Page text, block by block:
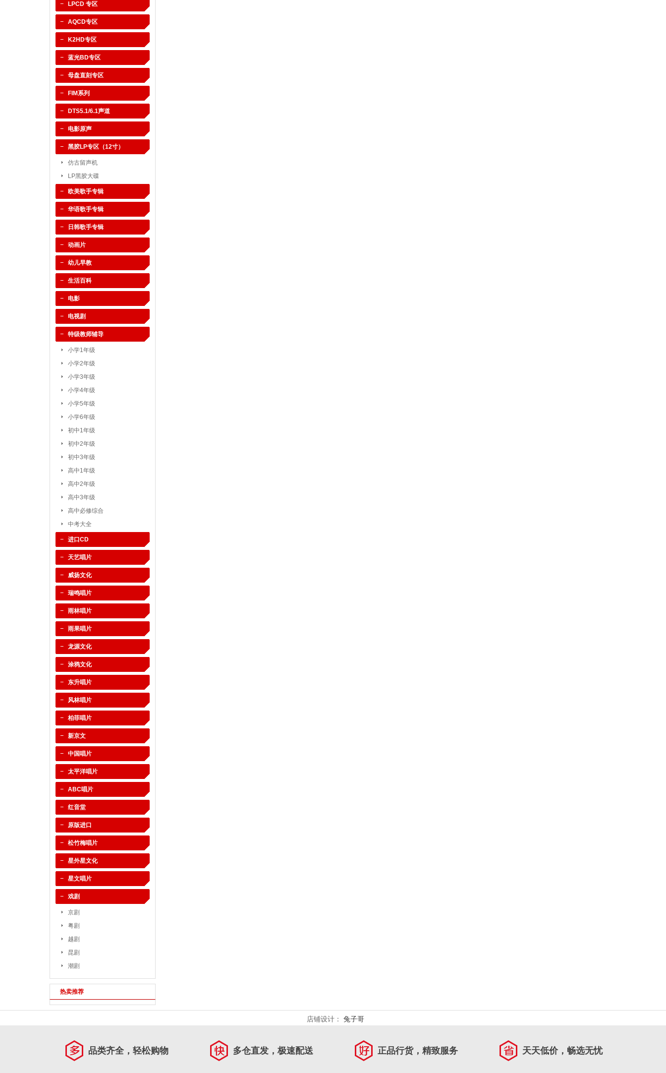
LPCD 专区
AQCD专区
K2HD专区
蓝光BD专区
母盘直刻专区
FIM系列
DTS5.1/6.1声道
电影原声
黑胶LP专区（12寸）
仿古留声机
LP黑胶大碟
欧美歌手专辑
华语歌手专辑
日韩歌手专辑
动画片
幼儿早教
生活百科
电影
电视剧
特级教师辅导
小学1年级
小学2年级
小学3年级
小学4年级
小学5年级
小学6年级
初中1年级
初中2年级
初中3年级
高中1年级
高中2年级
高中3年级
高中必修综合
中考大全
进口CD
天艺唱片
威扬文化
瑞鸣唱片
雨林唱片
雨果唱片
龙源文化
涂鸦文化
东升唱片
风林唱片
柏菲唱片
新京文
中国唱片
太平洋唱片
ABC唱片
红音堂
原版进口
松竹梅唱片
星外星文化
星文唱片
戏剧
京剧
粤剧
越剧
昆剧
潮剧
热卖推荐
店铺设计： 兔子哥
品类齐全，轻松购物 多仓直发，极速配送 正品行货，精致服务 天天低价，畅选无忧